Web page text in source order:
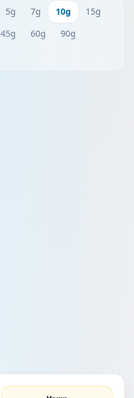
5g 7g 10g
15g
45g 60g
90g